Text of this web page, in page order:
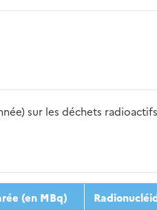
sur les déchets
2020
(en MBq)